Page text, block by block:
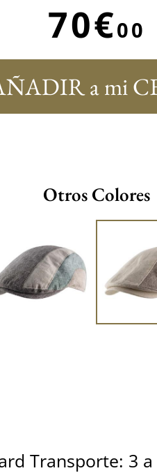
70€00
a mi
Otros Colores
Transporte: 3